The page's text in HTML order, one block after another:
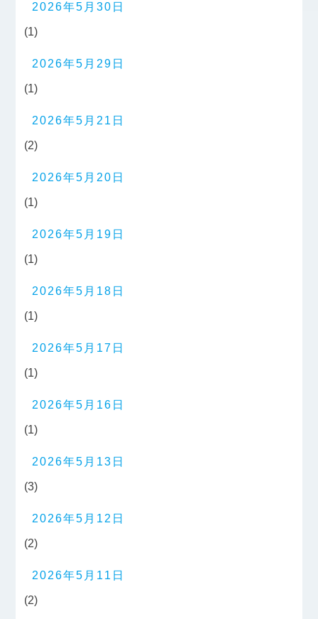
2026年5月30日
(1)
2026年5月29日
(1)
2026年5月21日
(2)
2026年5月20日
(1)
2026年5月19日
(1)
2026年5月18日
(1)
2026年5月17日
(1)
2026年5月16日
(1)
2026年5月13日
(3)
2026年5月12日
(2)
2026年5月11日
(2)